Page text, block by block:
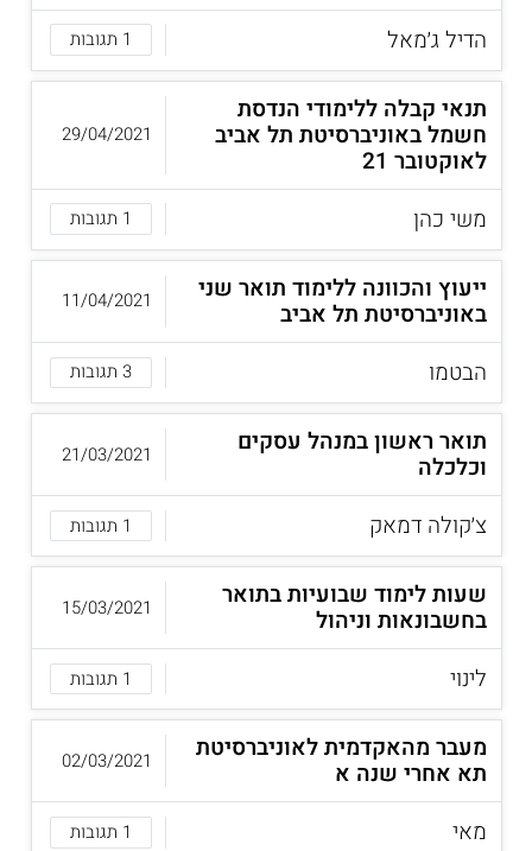
הדיל ג׳מאל
1 תגובות
תנאי קבלה ללימודי הנדסת
חשמל באוניברסיטת תל אביב
לאוקטובר 21
משי כהן
1 תגובות
29/04/2021
ייעוץ והכוונה ללימוד תואר שני
באוניברסיטת תל אביב
הבטמו
3 תגובות
11/04/2021
תואר ראשון במנהל עסקים
וכלכלה
צ׳קולה דמאק
1 תגובות
21/03/2021
שעות לימוד שבועיות בתואר
בחשבונאות וניהול
לינוי
1 תגובות
15/03/2021
מעבר מהאקדמית לאוניברסיטת
תא אחרי שנה א
מאי
1 תגובות
02/03/2021